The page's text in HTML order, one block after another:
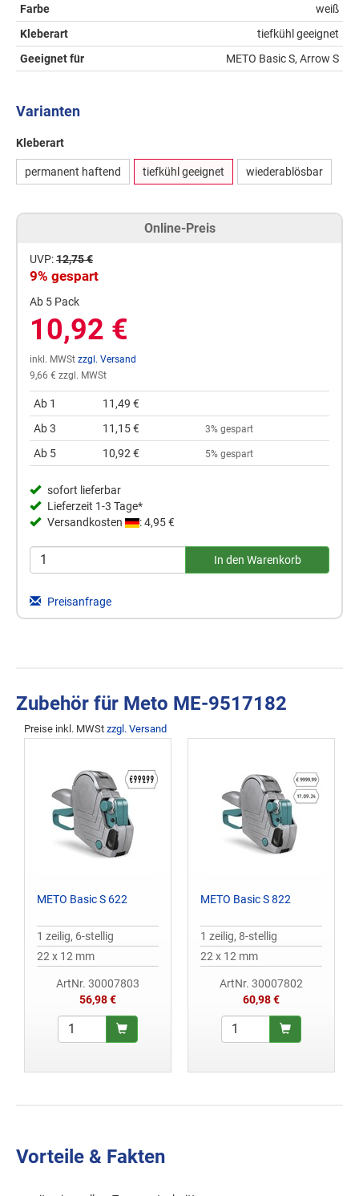
Farbe
weiß
Kleberart
tiefkühl geeignet
Geeignet für
METO Basic S, Arrow S
Varianten
Kleberart
permanent haftend tiefkühl geeignet wiederablösbar
Online-Preis
UVP:12,75 €
9% gespart
Ab 5 Pack
10,92 €
inkl. MWSt zzgl. Versand
9,66 € zzgl. MWSt
Ab 1
11,49 €
Ab 3
11,15 € 3% gespart
Ab 5 10,92 € 5% gespart
sofort lieferbar
Lieferzeit 1-3 Tage*
Versandkosten
: 4,95 €
Preisanfrage
Zubehör für Meto ME-9517182
Preise inkl. MWSt zzgl. Versand
METO Basic S 622
1 zeilig, 6-stellig
22 x 12 mm
ArtNr. 30007803
56,98 €
METO Basic S 822
1 zeilig, 8-stellig
22 x 12 mm
ArtNr. 30007802
60,98 €
Vorteile & Fakten